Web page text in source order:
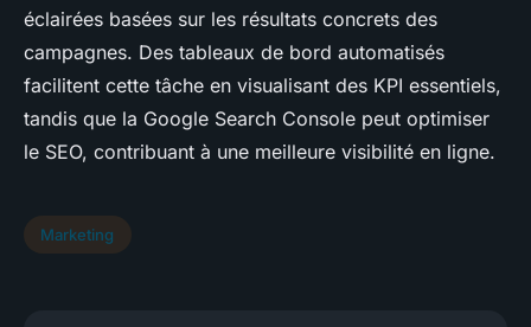
éclairées basées sur les résultats concrets des
campagnes. Des tableaux de bord automatisés
facilitent cette tâche en visualisant des KPI essentiels,
tandis que la Google Search Console peut optimiser
le SEO, contribuant à une meilleure visibilité en ligne.
Marketing